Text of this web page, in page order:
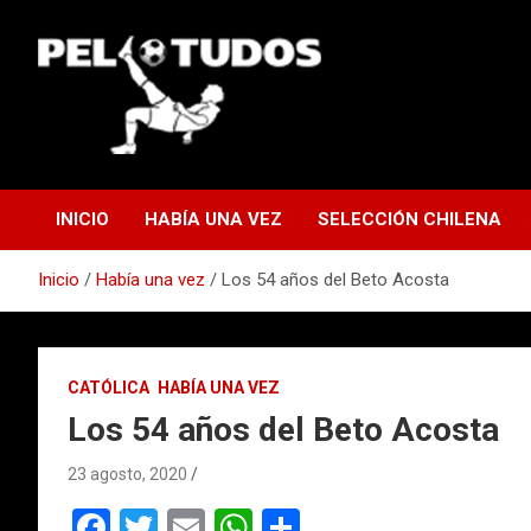
contenido
INICIO HABÍA UNA VEZ SELECCIÓN CHILENA
Inicio Había una vez Los 54 años del Beto Acosta
CATÓLICA HABÍA UNA VEZ
Los 54 años del Beto Acosta
23 agosto, 2020